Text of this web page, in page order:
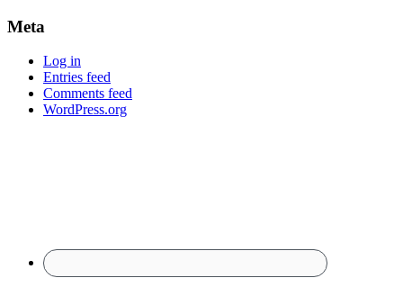
Meta
Log in
Entries feed
Comments feed
WordPress.org